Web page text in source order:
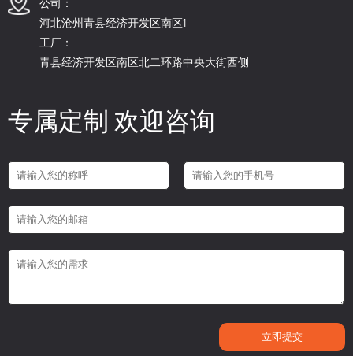
公司：
河北沧州青县经济开发区南区1
工厂：
青县经济开发区南区北二环路中央大街西侧
专属定制 欢迎咨询